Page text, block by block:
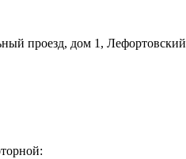
проезд, дом 1,